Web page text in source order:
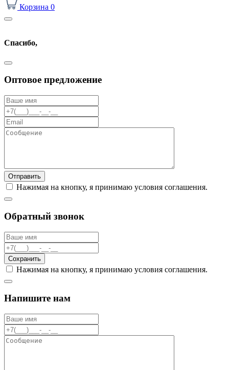
Корзина 0
Cпасибо,
Оптовое предложение
Отправить
Нажимая на кнопку, я принимаю условия соглашения.
Обратный звонок
Сохранить
Нажимая на кнопку, я принимаю условия соглашения.
Напишите нам